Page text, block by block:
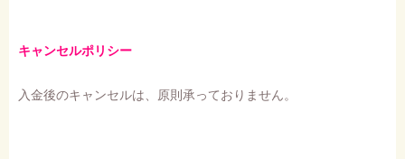
キャンセルポリシー
入金後のキャンセルは、原則承っておりません。